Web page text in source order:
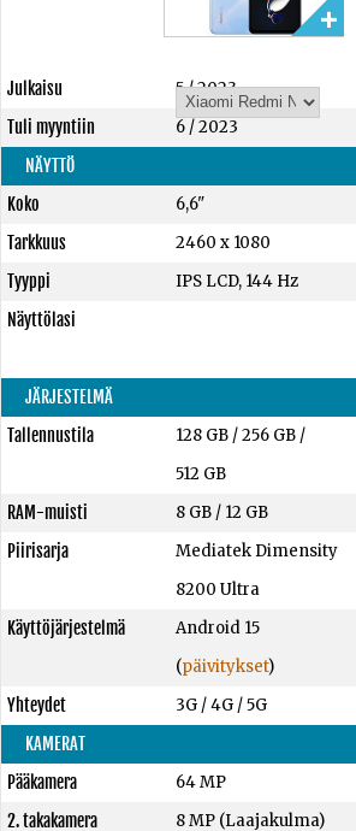
Julkaisu 5 / 2023
Tuli myyntiin
6 / 2023
NÄYTTÖ
Koko
6,6"
Tarkkuus
2460 x 1080
Tyyppi
IPS LCD, 144 Hz
Näyttölasi
JÄRJESTELMÄ
Tallennustila
128 GB/256 GB/
512 GB
RAM-muisti 8 GB/ 12 GB
Piirisarja
Mediatek Dimensity
8200 Ultra
Käyttöjärjestelmä
Android 15
(päivitykset)
Yhteydet
3G / 4G / 5G
KAMERAT
Pääkamera
64 MP
2. takakamera
8 MP (Laajakulma)